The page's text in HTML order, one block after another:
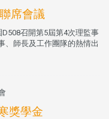
席會議
召開第5屆第4次理監事
、師長及工作團隊的熱情出
獎學金